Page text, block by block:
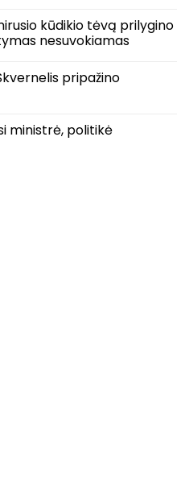
kūdikio tėvą prilygino
nesuvokiamas
pripažino
ministrė, politikė